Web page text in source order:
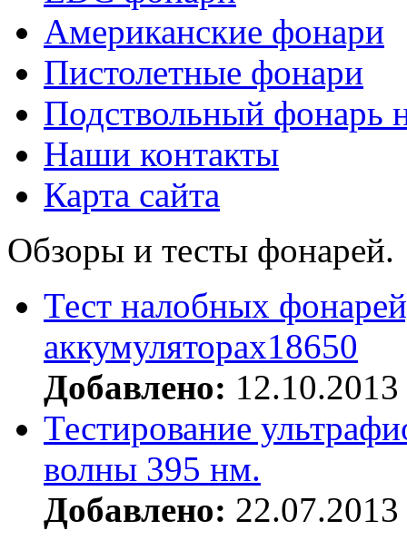
Американские фонари
Пистолетные фонари
Подствольный фонарь
Наши контакты
Карта сайта
Обзоры и тесты фонарей.
Тест налобных
аккумуляторах18650
Добавлено: 12.10.2013
Тестирование
волны 395 нм.
Добавлено: 22.07.2013